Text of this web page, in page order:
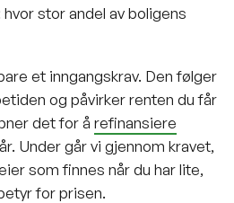
hvor stor andel av boligens
et inngangskrav. Den følger
og påvirker renten du får
det for å refinansiere
Under går vi gjennom kravet,
som finnes når du har lite,
for prisen.